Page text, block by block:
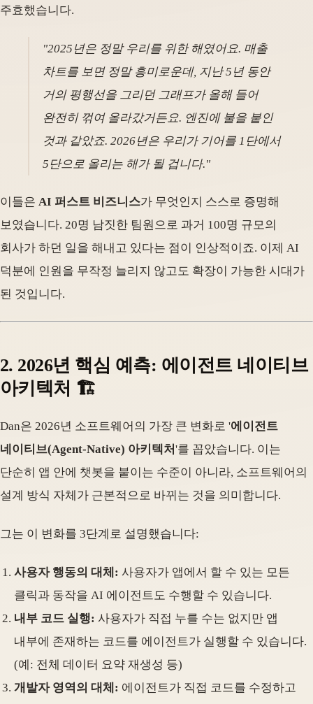
주효했습니다.
"2025년은 정말 우리를 위한 해였어요. 매출
차트를 보면 정말 흥미로운데, 지난 5년 동안
거의 평행선을 그리던 그래프가 올해 들어
완전히 꺾여 올라갔거든요. 엔진에 불을 붙인
것과 같았죠. 2026년은 우리가 기어를 1단에서
5단으로 올리는 해가 될 겁니다."
이들은 AI 퍼스트 비즈니스가 무엇인지 스스로 증명해
보였습니다. 20명 남짓한 팀원으로 과거 100명 규모의
회사가 하던 일을 해내고 있다는 점이 인상적이죠. 이제 AI
덕분에 인원을 무작정 늘리지 않고도 확장이 가능한 시대가
된 것입니다.
2. 2026년 핵심 예측: 에이전트 네이티브
아키텍처 🏗️
Dan은 2026년 소프트웨어의 가장 큰 변화로 '에이전트
네이티브(Agent-Native) 아키텍처 '를 꼽았습니다. 이는
단순히 앱 안에 챗봇을 붙이는 수준이 아니라, 소프트웨어의
설계 방식 자체가 근본적으로 바뀌는 것을 의미합니다.
그는 이 변화를 3단계로 설명했습니다:
사용자 행동의 대체: 사용자가 앱에서 할 수 있는 모든
클릭과 동작을 AI 에이전트도 수행할 수 있습니다.
내부 코드 실행: 사용자가 직접 누를 수는 없지만 앱
내부에 존재하는 코드를 에이전트가 실행할 수 있습니다.
(예: 전체 데이터 요약 재생성 등)
개발자 영역의 대체: 에이전트가 직접 코드를 수정하고